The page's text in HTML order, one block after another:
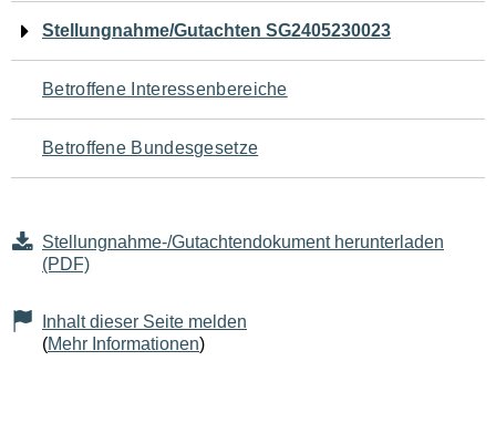
Navigation
für
den
Seiteninhalt
Stellungnahme/Gutachten SG2405230023
Betroffene Interessenbereiche
Betroffene Bundesgesetze
Stellungnahme-/Gutachtendokument herunterladen
(PDF)
Inhalt dieser Seite melden
(Mehr Informationen)